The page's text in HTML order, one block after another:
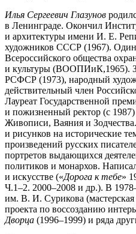
Илья Сергеевич Глазунов
в Ленинграде. Окончил
и архитектуры имени И. Е.
художников СССР (1967). Один
Всероссийского общества
и культуры (ВООПИиК,1965).
РСФСР (1973), народный
действительный член
Лауреат Государственной
и пожизненный ректор (с
Живописи, Ваяния и
и рисунков на исторические
произведений русских
портретов выдающихся
политиков и монархов.
и искусстве («Дорога к тебе»
Ч.1‒2. 2000‒2008 и др.). В
им. В. И. Сурикова (мастерская
проекта по воссозданию
Дворца (1996–1999) и ряда